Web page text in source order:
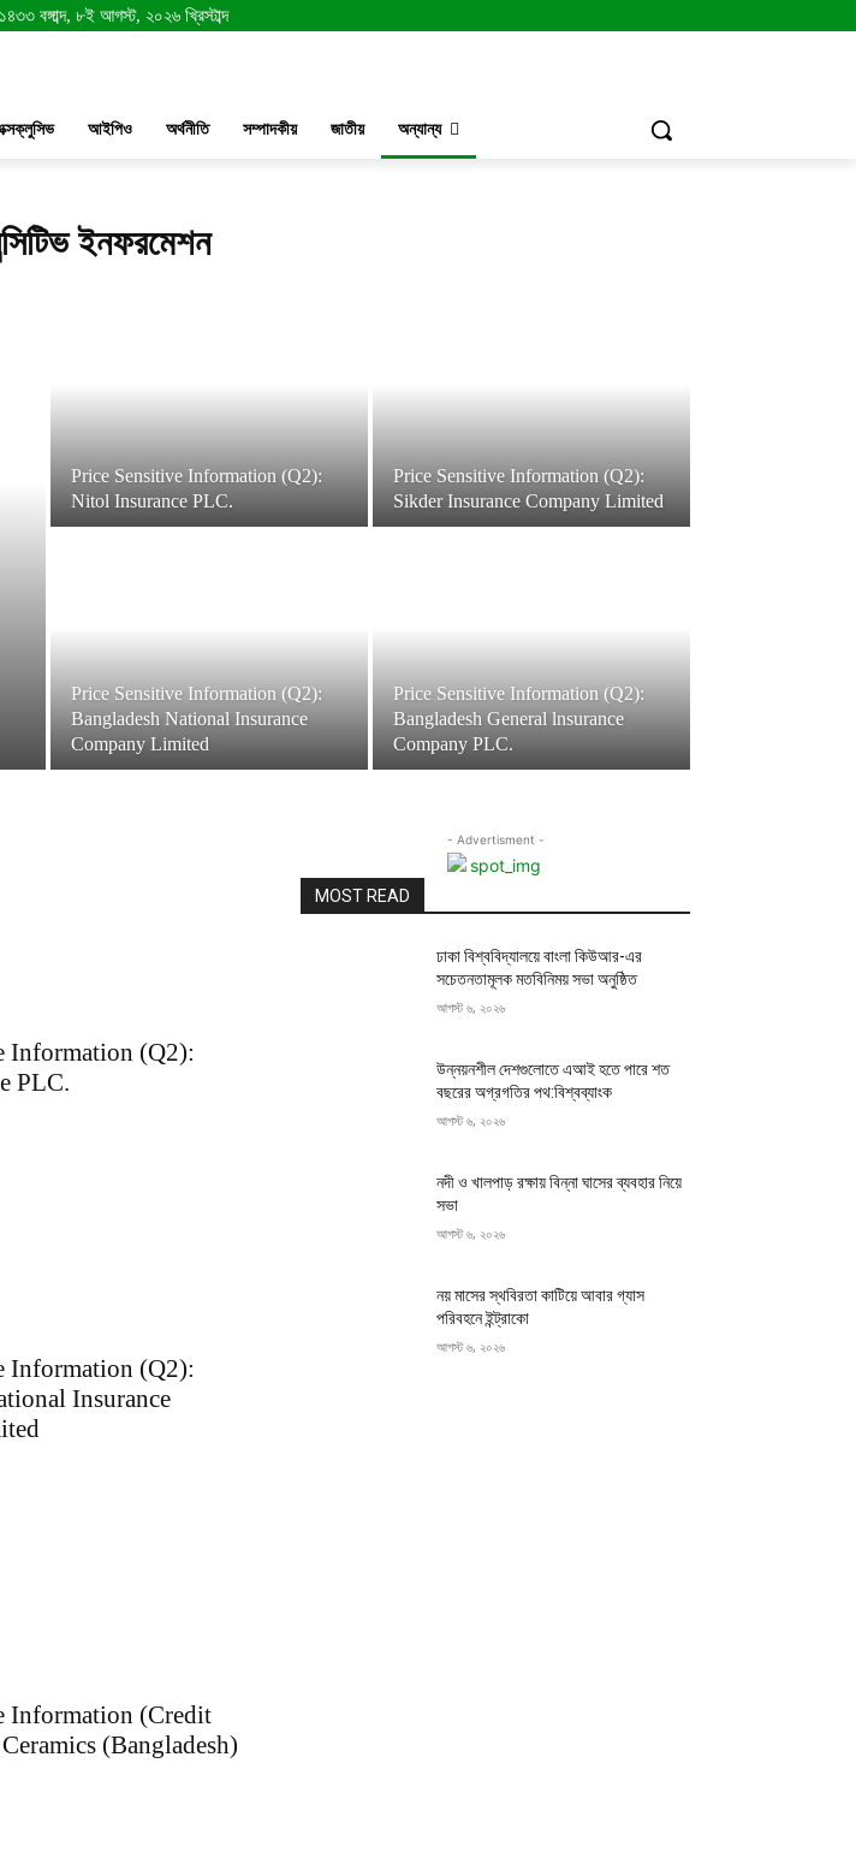
বঙ্গাব্দ, ৮ই আগস্ট, ২০২৬ খ্রিস্টাব্দ
আইপিও অর্থনীতি সম্পাদকীয় জাতীয় অন্যান্য
ইনফরমেশন
Price Sensitive Information (Q2):
Nitol Insurance PLC.
Price Sensitive Information (Q2):
Sikder Insurance Company Limited
Price Sensitive Information (Q2):
Bangladesh National Insurance
Company Limited
Price Sensitive Information (Q2):
Bangladesh General lnsurance
Company PLC.
Information (Q2):
PLC.
Information (Q2):
Insurance
Information (Credit
(Bangladesh)
- Advertisment -
MOST READ
ঢাকা বিশ্ববিদ্যালয়ে বাংলা কিউআর-এর
সচেতনতামূলক মতবিনিময় সভা অনুষ্ঠিত
আগস্ট ৬, ২০২৬
উন্নয়নশীল দেশগুলোতে এআই হতে পারে শত
বছরের অগ্রগতির পথ:বিশ্বব্যাংক
আগস্ট ৬, ২০২৬
নদী ও খালপাড় রক্ষায় বিন্না ঘাসের ব্যবহার নিয়ে
সভা
আগস্ট ৬, ২০২৬
নয় মাসের স্থবিরতা কাটিয়ে আবার গ্যাস
পরিবহনে ইন্ট্রাকো
আগস্ট ৬, ২০২৬